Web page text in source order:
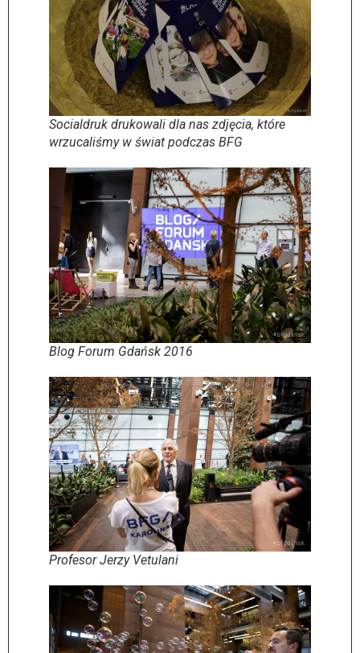
Socialdruk drukowali dla nas zdjęcia, które
wrzucaliśmy w świat podczas BFG
Blog Forum Gdańsk 2016
Profesor Jerzy Vetulani